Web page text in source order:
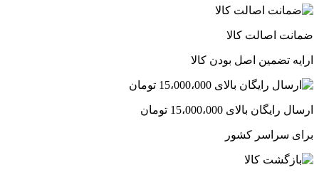
ضمانت اصالت کالا
ارایه تضمین اصل بودن کالا
ارسال رایگان بالای 15،000،000 تومان
برای سراسر کشور